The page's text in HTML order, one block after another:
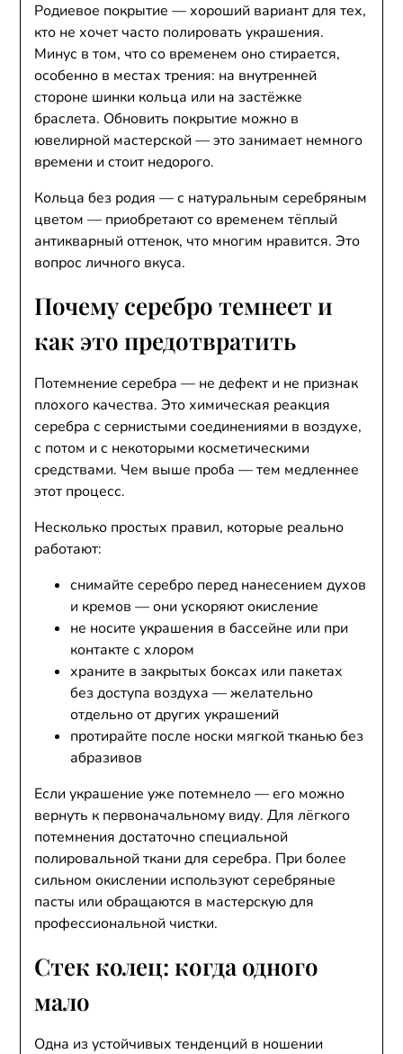
Родиевое покрытие — хороший вариант для тех,
кто не хочет часто полировать украшения.
Минус в том, что со временем оно стирается,
особенно в местах трения: на внутренней
стороне шинки кольца или на застёжке
браслета. Обновить покрытие можно в
ювелирной мастерской — это занимает немного
времени и стоит недорого.
Кольца без родия — с натуральным серебряным
цветом — приобретают со временем тёплый
антикварный оттенок, что многим нравится. Это
вопрос личного вкуса.
Почему серебро темнеет и
как это предотвратить
Потемнение серебра — не дефект и не признак
плохого качества. Это химическая реакция
серебра с сернистыми соединениями в воздухе,
с потом и с некоторыми косметическими
средствами. Чем выше проба — тем медленнее
этот процесс.
Несколько простых правил, которые реально
работают:
снимайте серебро перед нанесением духов
и кремов — они ускоряют окисление
не носите украшения в бассейне или при
контакте с хлором
храните в закрытых боксах или пакетах
без доступа воздуха — желательно
отдельно от других украшений
протирайте после носки мягкой тканью без
абразивов
Если украшение уже потемнело — его можно
вернуть к первоначальному виду. Для лёгкого
потемнения достаточно специальной
полировальной ткани для серебра. При более
сильном окислении используют серебряные
пасты или обращаются в мастерскую для
профессиональной чистки.
Стек колец: когда одного
мало
Одна из устойчивых тенденций в ношении